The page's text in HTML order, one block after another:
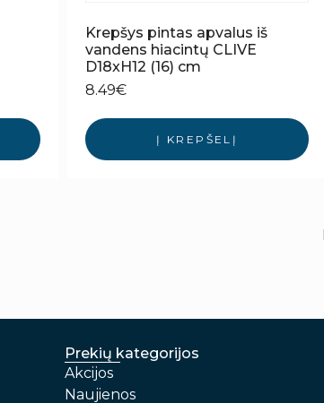
Krepšys pintas apvalus iš
vandens hiacintų CLIVE
D18xH12 (16) cm
8.49€
Į KREPŠELĮ
Prekių kategorijos
Akcijos
Naujienos